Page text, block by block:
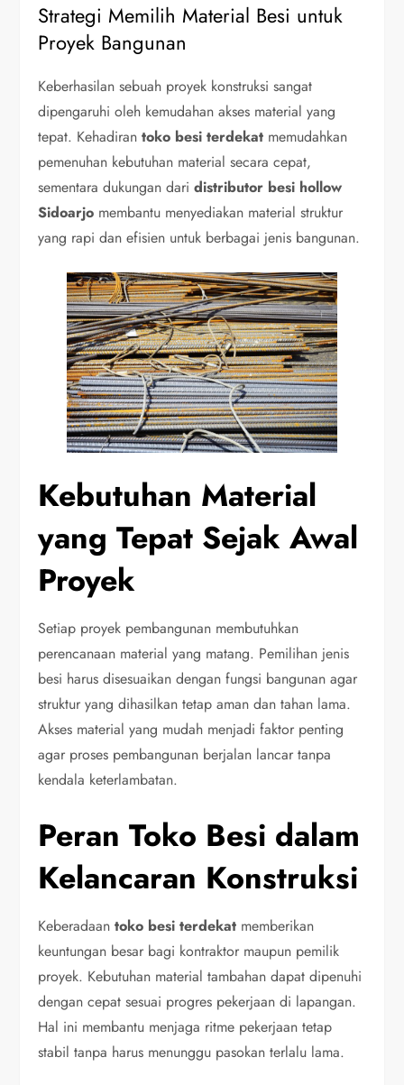
Strategi Memilih Material Besi untuk
Proyek Bangunan
Keberhasilan sebuah proyek konstruksi sangat
dipengaruhi oleh kemudahan akses material yang
tepat. Kehadirantoko besi terdekat memudahkan
pemenuhan kebutuhan material secara cepat,
sementara dukungan daridistributor besi hollow
Sidoarjo membantu menyediakan material struktur
yang rapi dan efisien untuk berbagai jenis bangunan.
Kebutuhan Material
yang Tepat Sejak Awal
Proyek
Setiap proyek pembangunan membutuhkan
perencanaan material yang matang. Pemilihan jenis
besi harus disesuaikan dengan fungsi bangunan agar
struktur yang dihasilkan tetap aman dan tahan lama.
Akses material yang mudah menjadi faktor penting
agar proses pembangunan berjalan lancar tanpa
kendala keterlambatan.
Peran Toko Besi dalam
Kelancaran Konstruksi
Keberadaantoko besi terdekat memberikan
keuntungan besar bagi kontraktor maupun pemilik
proyek. Kebutuhan material tambahan dapat dipenuhi
dengan cepat sesuai progres pekerjaan di lapangan.
Hal ini membantu menjaga ritme pekerjaan tetap
stabil tanpa harus menunggu pasokan terlalu lama.